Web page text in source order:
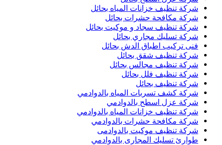
شركة تنظيف خزانات المياه بحائل
شركة مكافحة حشرات بحائل
شركة تنظيف سجاد و موكيت بحائل
شركة تسليك مجاري بحائل
فنى تركيب اطباق الدش بحائل
شركة تنظيف شقق بحائل
شركة تنظيف مجالس بحائل
شركة تنظيف فلل بحائل
شركة تنظيف بحائل
شركة كشف تسربات المياه بالدوادمي
شركة عزل اسطح بالدوادمي
شركة تنظيف خزانات المياه بالدوادمي
شركة مكافحة حشرات بالدوادمي
شركة تنظيف موكيت بالدوادمى
طوارئ تسليك المجارى بالدوادمي